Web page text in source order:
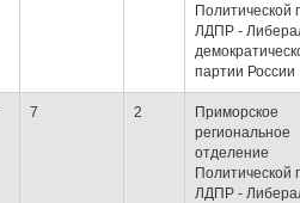
Политической
ЛДПР -
партии России
7 2
Приморское
региональное
отделение
Политической
ЛДПР -